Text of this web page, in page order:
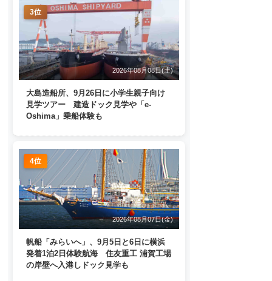
3位
2026年08月08日(土)
大島造船所、9月26日に小学生親子向け
見学ツアー 建造ドック見学や「e-
Oshima」乗船体験も
4位
2026年08月07日(金)
帆船「みらいへ」、9月5日と6日に横浜
発着1泊2日体験航海 住友重工 浦賀工場
の岸壁へ入港しドック見学も